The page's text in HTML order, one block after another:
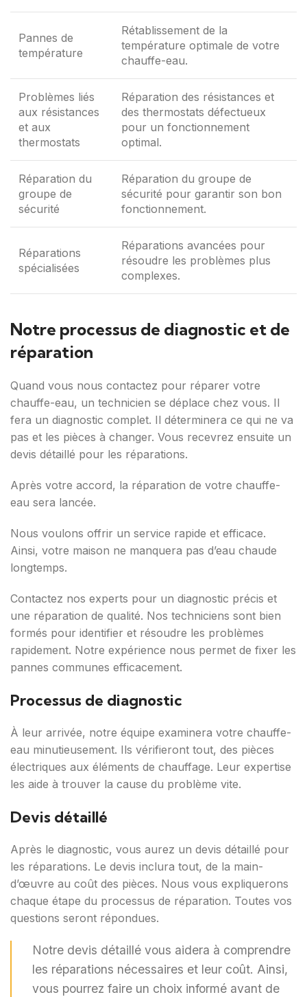
Pannes de
température
Rétablissement de la
température optimale de votre
chauffe-eau.
Problèmes liés
aux résistances
et aux
thermostats
Réparation des résistances et
des thermostats défectueux
pour un fonctionnement
optimal.
Réparation du
groupe de
sécurité
Réparation du groupe de
sécurité pour garantir son bon
fonctionnement.
Réparations
spécialisées
Réparations avancées pour
résoudre les problèmes plus
complexes.
Notre processus de diagnostic et de
réparation
Quand vous nous contactez pour réparer votre
chauffe-eau, un technicien se déplace chez vous. Il
fera un diagnostic complet. Il déterminera ce qui ne va
pas et les pièces à changer. Vous recevrez ensuite un
devis détaillé pour les réparations.
Après votre accord, la réparation de votre chauffe-
eau sera lancée.
Nous voulons offrir un service rapide et efficace.
Ainsi, votre maison ne manquera pas d’eau chaude
longtemps.
Contactez nos experts pour un diagnostic précis et
une réparation de qualité. Nos techniciens sont bien
formés pour identifier et résoudre les problèmes
rapidement. Notre expérience nous permet de fixer les
pannes communes efficacement.
Processus de diagnostic
À leur arrivée, notre équipe examinera votre chauffe-
eau minutieusement. Ils vérifieront tout, des pièces
électriques aux éléments de chauffage. Leur expertise
les aide à trouver la cause du problème vite.
Devis détaillé
Après le diagnostic, vous aurez un devis détaillé pour
les réparations. Le devis inclura tout, de la main-
d’œuvre au coût des pièces. Nous vous expliquerons
chaque étape du processus de réparation. Toutes vos
questions seront répondues.
Notre devis détaillé vous aidera à comprendre
les réparations nécessaires et leur coût. Ainsi,
vous pourrez faire un choix informé avant de